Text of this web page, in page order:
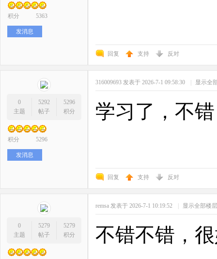
积分 5363
发消息
回复 支持 反对
0
主题
5292
帖子
5296
积分
积分 5296
发消息
316009693 发表于 2026-7-1 09:58:30 | 显示全
学习了，不
回复 支持 反对
0
主题
5279
帖子
5279
积分
remsa 发表于 2026-7-1 10:19:52 | 显示全部楼层
不错不错，